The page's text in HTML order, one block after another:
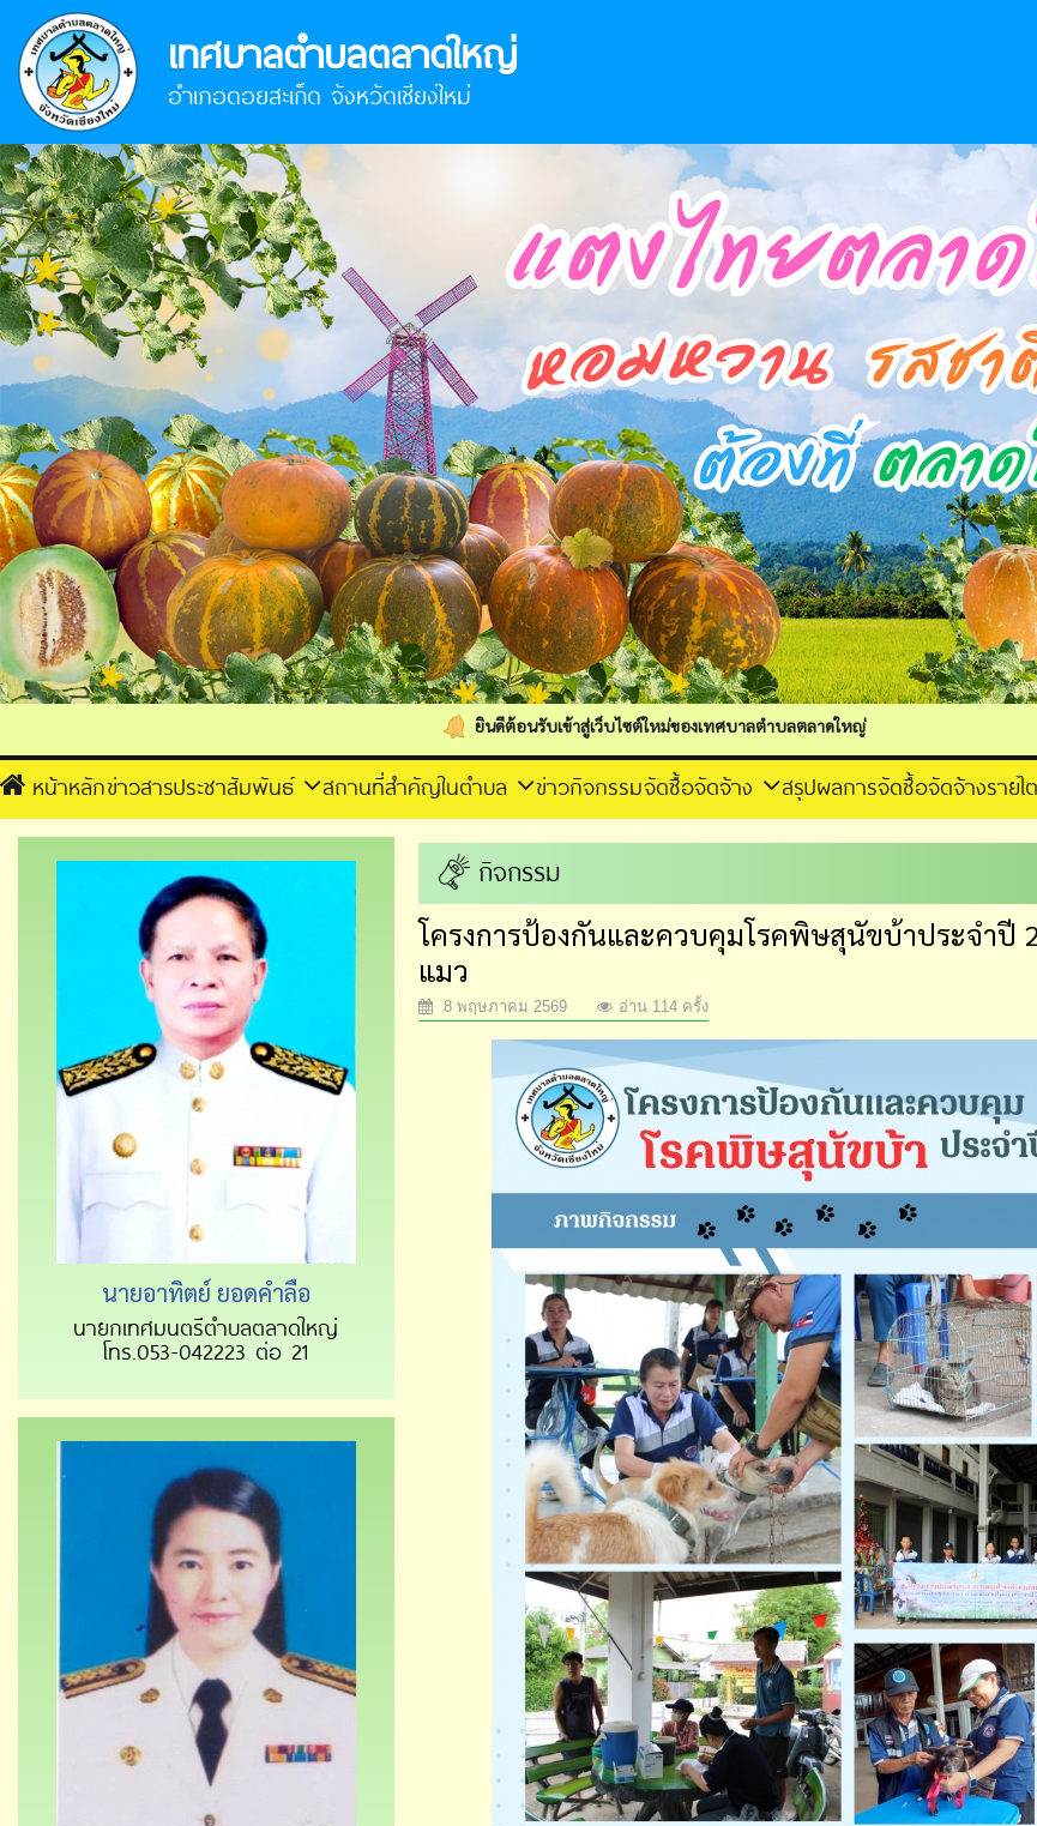
เทศบาลตำบลตลาดใหญ่
อำเภอดอยสะเก็ด จังหวัดเชียงใหม่
ยินดีต้อนรับเข้าสู่เว็บไซต์ใหม่ของเทศบาลตำบลตลาดใหญ่
หน้าหลักข่าวสารประชาสัมพันธ์ สถานที่สำคัญในตำบล ข่าวกิจกรรมจัดซื้อจัดจ้าง สรุปผลการจัดซื้อจัดจ้างรายไ
นายอาทิตย์ ยอดคำลือ
นายกเทศมนตรีตำบลตลาดใหญ่
โทร.053-042223 ต่อ 21
กิจกรรม
โครงการป้องกันและควบคุมโรคพิษสุนัขบ้าประจำปี
แมว
8 พฤษภาคม 2569 อ่าน 114 ครั้ง